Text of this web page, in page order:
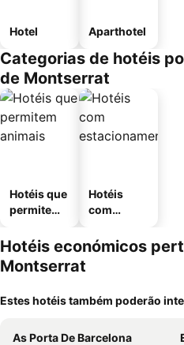
Hotel Aparthotel
Categorias de hotéis
de Montserrat
Hotéis que
permitem
Hotéis
com
mento
Hotéis económicos
Montserrat
Estes hotéis também poderão
As Porta De Barcelona